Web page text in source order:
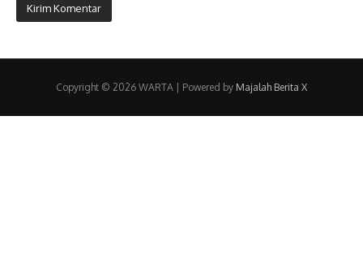
Copyright © 2026 WARTA | Powered by Majalah Berita X